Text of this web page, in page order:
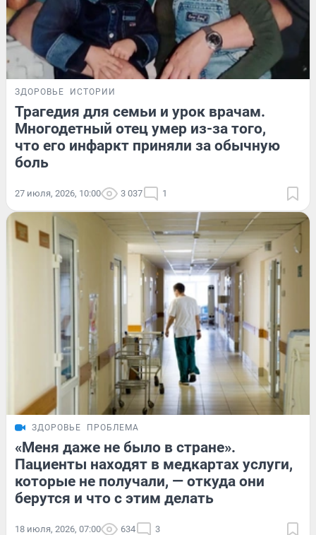
ЗДОРОВЬЕ ИСТОРИИ
Трагедия для семьи и урок врачам.
Многодетный отец умер из-за того,
что его инфаркт приняли за обычную
боль
27 июля, 2026, 10:00 3 037 1
ЗДОРОВЬЕ ПРОБЛЕМА
«Меня даже не было в стране».
Пациенты находят в медкартах услуги,
которые не получали, — откуда они
берутся и что с этим делать
18 июля, 2026, 07:00 634 3